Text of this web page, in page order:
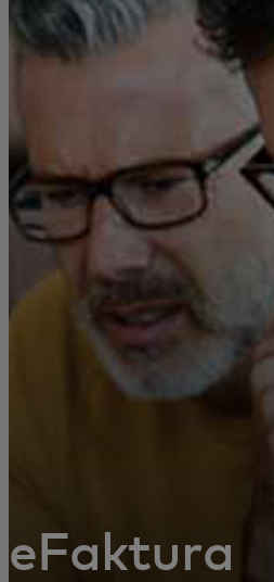
For deg
For verden
For innovatører
Nyheter og trender
eFaktura